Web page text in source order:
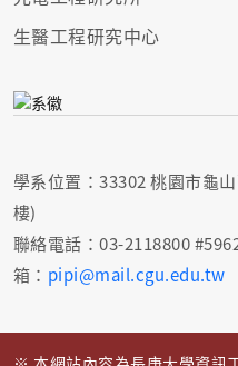
生醫工程研究中心
學系位置：33302 桃園市龜
樓)
聯絡電話：03-2118800
箱： pipi@mail.cgu.edu.tw